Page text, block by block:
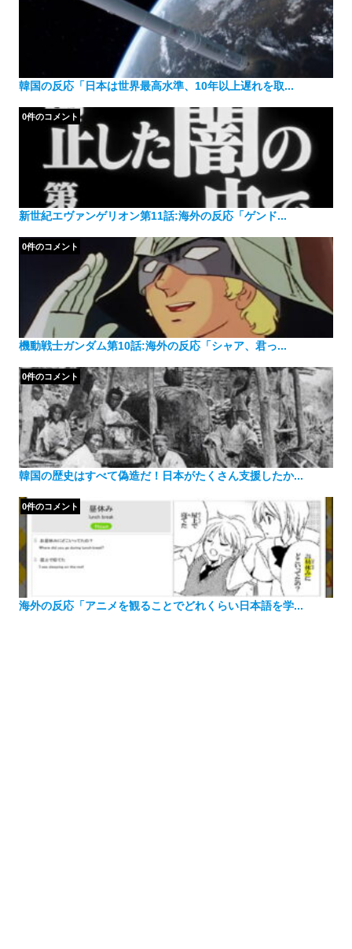
韓国の反応「日本は世界最高水準、10年以上遅れを取...
新世紀エヴァンゲリオン第11話:海外の反応「ゲンド...
0件のコメント
機動戦士ガンダム第10話:海外の反応「シャア、君っ...
0件のコメント
韓国の歴史はすべて偽造だ！日本がたくさん支援したか...
0件のコメント
海外の反応「アニメを観ることでどれくらい日本語を学...
0件のコメント